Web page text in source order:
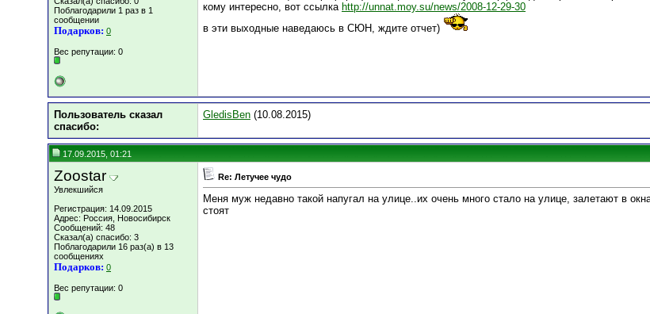
Поблагодарили 1 раз в 1
сообщении
Подарков: 0
Вес репутации: 0
кому интересно, вот ссылка http://unnat.moy.su/news/2008-12-29-30
в эти выходные наведаюсь в СЮН, ждите отчет)
Пользователь сказал
cпасибо:
GledisBen (10.08.2015)
17.09.2015, 01:21
Zoostar
Увлекшийся
Регистрация: 14.09.2015
Адрес: Россия, Новосибирск
Сообщений: 48
Сказал(а) спасибо: 3
Поблагодарили 16 раз(а) в 13
сообщениях
Подарков: 0
Вес репутации: 0
Re: Летучее чудо
Меня муж недавно такой напугал на улице..их очень много стало на улице, залетают в
стоят